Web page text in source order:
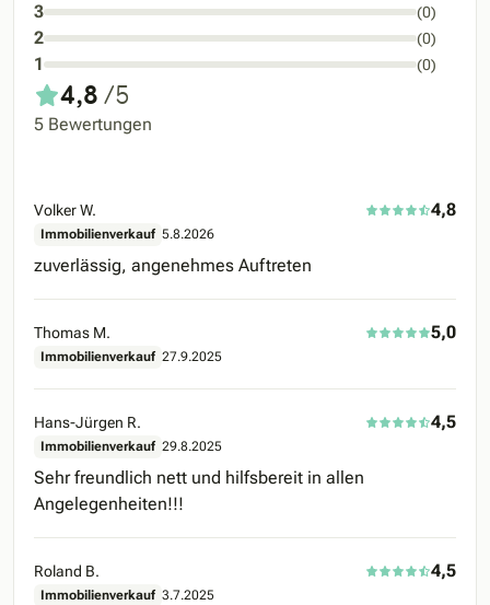
3 (0)
2 (0)
1 (0)
4,8 /5
5 Bewertungen
Volker W. 4,8
Immobilienverkauf 5.8.2026
zuverlässig, angenehmes Auftreten
Thomas M. 5,0
Immobilienverkauf 27.9.2025
Hans-Jürgen R. 4,5
Immobilienverkauf 29.8.2025
Sehr freundlich nett und hilfsbereit in allen
Angelegenheiten!!!
Roland B. 4,5
Immobilienverkauf 3.7.2025